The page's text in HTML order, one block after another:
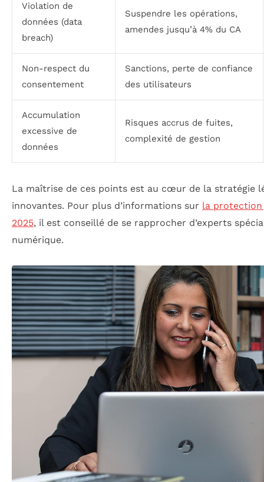
Violation de
données (data
breach)
Suspendre les opérations,
amendes jusqu’à 4% du CA
Non-respect du
consentement
Sanctions, perte de confiance
des utilisateurs
Accumulation
excessive de
données
Risques accrus de fuites,
complexité de gestion
La maîtrise de ces points est au cœur de la stratégie
innovantes. Pour plus d’informations sur la protection
2025, il est conseillé de se rapprocher d’experts
numérique.